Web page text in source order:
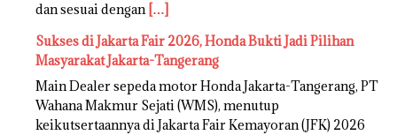
dan sesuai dengan […]
Sukses di Jakarta Fair 2026, Honda Bukti Jadi Pilihan
Masyarakat Jakarta-Tangerang
Main Dealer sepeda motor Honda Jakarta-Tangerang, PT
Wahana Makmur Sejati (WMS), menutup
keikutsertaannya di Jakarta Fair Kemayoran (JFK) 2026